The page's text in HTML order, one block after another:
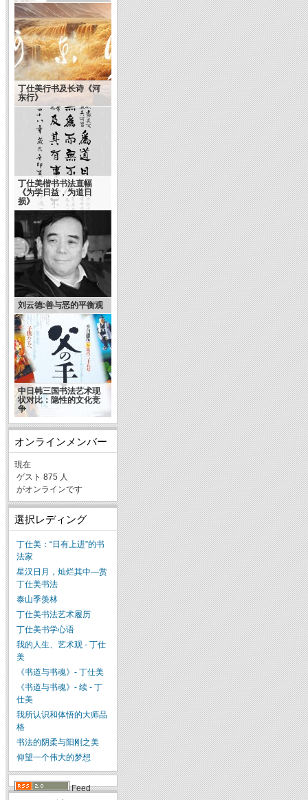
丁仕美行书及长诗《河
东行》
丁仕美楷书书法直幅
《为学日益，为道日
损》
刘云德:善与恶的平衡观
中日韩三国书法艺术现
状对比：隐性的文化竞
争
オンラインメンバー
現在
ゲスト 875 人
がオンラインです
選択レディング
丁仕美：“日有上进”的书
法家
星汉日月，灿烂其中—赏
丁仕美书法
泰山季羡林
丁仕美书法艺术履历
丁仕美书学心语
我的人生、艺术观 - 丁仕
美
《书道与书魂》- 丁仕美
《书道与书魂》- 续 - 丁
仕美
我所认识和体悟的大师品
格
书法的阴柔与阳刚之美
仰望一个伟大的梦想
Feed